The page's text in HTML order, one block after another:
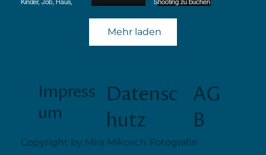
Mehr laden
Impress
um
Datensc
hutz
AG
B
Copyright by Mira Mikosch Fotografie